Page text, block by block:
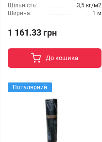
Щільність:
3,5 кг/м2
Ширина:
1 м
1 161.33 грн
До кошика
Популярний